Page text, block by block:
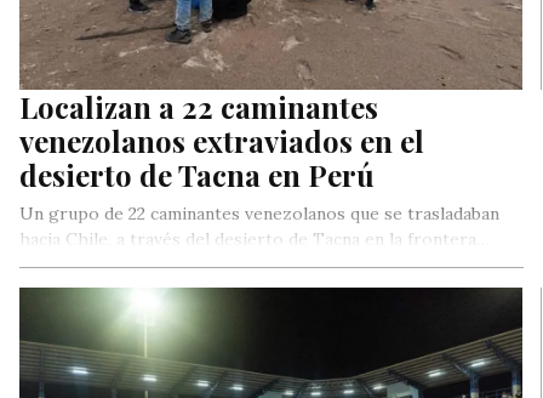
Localizan a 22 caminantes
venezolanos extraviados en el
desierto de Tacna en Perú
Un grupo de 22 caminantes venezolanos que se trasladaban
hacia Chile, a través del desierto de Tacna en la frontera…